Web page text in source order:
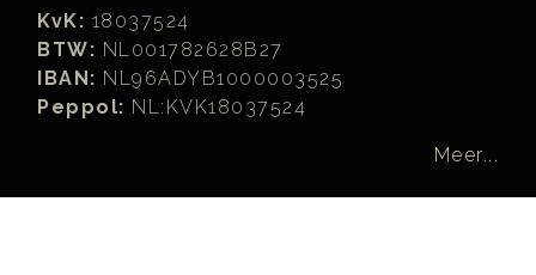
KvK: 18037524
BTW: NL001782628B27
IBAN: NL96ADYB1000003525
Peppol: NL:KVK18037524
Meer...